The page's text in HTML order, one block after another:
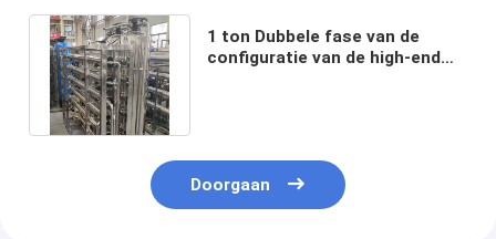
1 ton Dubbele fase van de
configuratie van de high-end
Doorgaan